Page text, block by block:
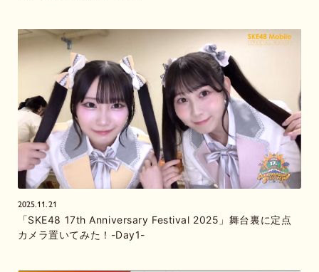
2025.11.21
「SKE48 17th Anniversary Festival 2025」舞台裏に定点
カメラ置いてみた！-Day1-